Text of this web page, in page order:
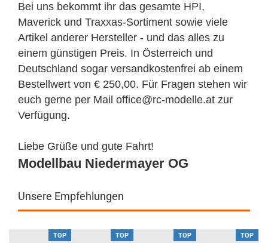
Bei uns bekommt ihr das gesamte HPI,
Maverick und Traxxas-Sortiment sowie viele
Artikel anderer Hersteller - und das alles zu
einem günstigen Preis. In Österreich und
Deutschland sogar versandkostenfrei ab einem
Bestellwert von € 250,00. Für Fragen stehen wir
euch gerne per Mail office@rc-modelle.at zur
Verfügung.
Liebe Grüße und gute Fahrt!
Modellbau Niedermayer OG
Unsere Empfehlungen
TOP TOP TOP TOP